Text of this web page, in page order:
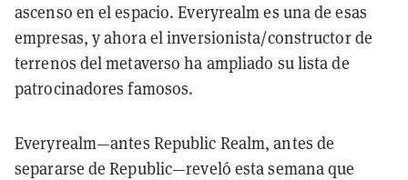
ascenso en el espacio. Everyrealm es una de esas
empresas, y ahora el inversionista/constructor de
terrenos del metaverso ha ampliado su lista de
patrocinadores famosos.
Everyrealm—antes Republic Realm, antes de
separarse de Republic—reveló esta semana que